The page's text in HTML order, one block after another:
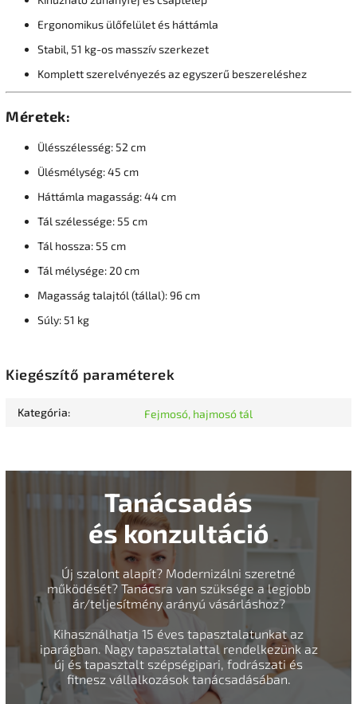
Ergonomikus ülőfelület és háttámla
Stabil, 51 kg-os masszív szerkezet
Komplett szerelvényezés az egyszerű beszereléshez
Méretek:
Ülésszélesség: 52 cm
Ülésmélység: 45 cm
Háttámla magasság: 44 cm
Tál szélessége: 55 cm
Tál hossza: 55 cm
Tál mélysége: 20 cm
Magasság talajtól (tállal): 96 cm
Súly: 51 kg
Kiegészítő paraméterek
Kategória: Fejmosó, hajmosó tál
Tanácsadás
és konzultáció
Új szalont alapít? Modernizálni szeretné
működését? Tanácsra van szüksége a legjobb
ár/teljesítmény arányú vásárláshoz?
Kihasználhatja 15 éves tapasztalatunkat az
iparágban. Nagy tapasztalattal rendelkezünk az
új és tapasztalt szépségipari, fodrászati és
fitnesz vállalkozások tanácsadásában.